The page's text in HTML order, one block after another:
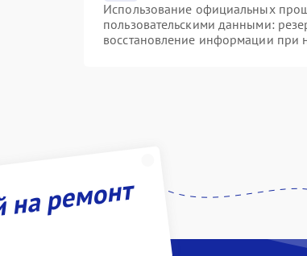
Использование официальных
пользовательскими данными:
восстановление информации при
ремонт